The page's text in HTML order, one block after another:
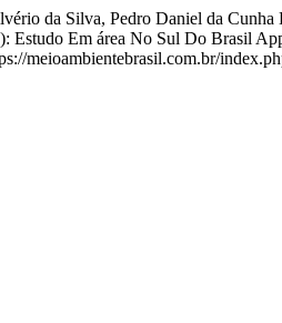
da Silva, Pedro Daniel da
Estudo Em área No Sul Do Brasil
meioambientebrasil.com.br/